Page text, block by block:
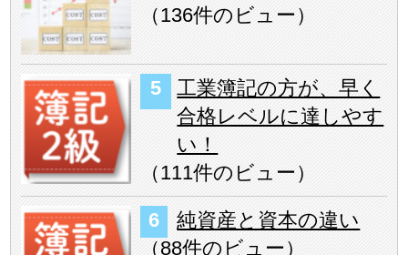
（136件のビュー ）
工業簿記の方が、早く
合格レベルに達しやす
い！
（111件のビュー ）
純資産と資本の違い
（88件のビュー ）